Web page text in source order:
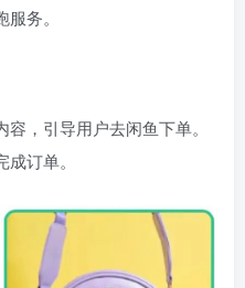
务。
，引导用户去闲鱼下单。
订单。